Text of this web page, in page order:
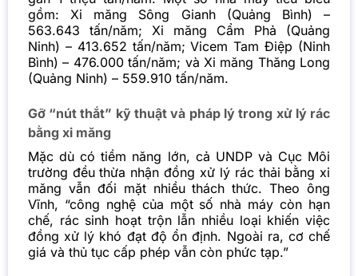
gồm: Xi măng Sông Gianh (Quảng Bình) –
563.643 tấn/năm; Xi măng Cẩm Phả (Quảng
Ninh) – 413.652 tấn/năm; Vicem Tam Điệp (Ninh
Bình) – 476.000 tấn/năm; và Xi măng Thăng Long
(Quảng Ninh) – 559.910 tấn/năm.
Gỡ “nút thắt” kỹ thuật và pháp lý trong xử lý rác
bằng xi măng
Mặc dù có tiềm năng lớn, cả UNDP và Cục Môi
trường đều thừa nhận đồng xử lý rác thải bằngxi
măng vẫn đối mặt nhiều thách thức. Theo ông
Vĩnh, “công nghệ của một số nhà máy còn hạn
chế, rác sinh hoạt trộn lẫn nhiều loại khiến việc
đồng xử lý khó đạt độ ổn định. Ngoài ra, cơ chế
giá và thủ tục cấp phép vẫn còn phức tạp.”